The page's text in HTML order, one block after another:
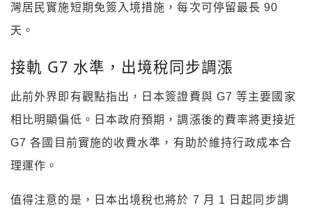
灣居民實施短期免簽入境措施，每次可停留最長 90
天。
接軌 G7 水準，出境稅同步調漲
此前外界即有觀點指出，日本簽證費與 G7 等主要國家
相比明顯偏低。日本政府預期，調漲後的費率將更接近
G7 各國目前實施的收費水準，有助於維持行政成本合
理運作。
值得注意的是，日本出境稅也將於 7 月 1 日起同步調